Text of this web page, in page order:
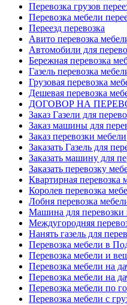
Перевозка грузов
Перевозка мебели
Переезд перевозка
Авито перевозка
Автомобили для
Бережная перевозка
Газель перевозка
Грузовая перевозка
Дешевая перевозка
ДОГОВОР НА
Заказ Газели для
Заказ машины для
Заказ перевозки мебели
Заказать Газель для
Заказать машину для
Заказать перевозку
Квартирная перевозка
Королев перевозка
Лобня перевозка
Машина для перевозки
Междугородняя
Нанять газель для
Перевозка мебели в
Перевозка мебели и
Перевозка мебели на
Перевозка мебели на
Перевозка мебели по
Перевозка мебели с